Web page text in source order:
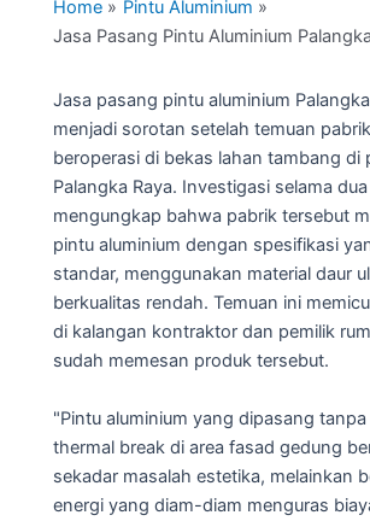
Home
Pintu Aluminium
Jasa Pasang Pintu Aluminium
Jasa pasang pintu aluminium
menjadi sorotan setelah temuan
beroperasi di bekas lahan tambang di
Palangka Raya. Investigasi selama
mengungkap bahwa pabrik tersebut
pintu aluminium dengan spesifikasi
standar, menggunakan material daur
berkualitas rendah. Temuan ini
di kalangan kontraktor dan pemilik
sudah memesan produk tersebut.
"Pintu aluminium yang dipasang
thermal break di area fasad gedung
sekadar masalah estetika, melainkan
energi yang diam-diam menguras